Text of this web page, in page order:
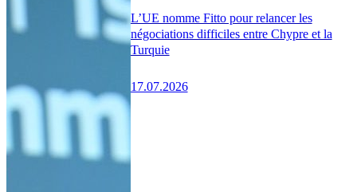
L’UE nomme Fitto pour relancer les
négociations difficiles entre Chypre et la
Turquie
17.07.2026